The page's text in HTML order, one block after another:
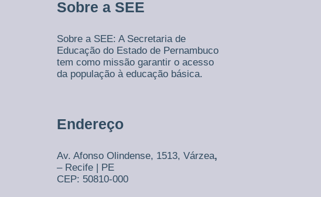
o
Sobre a SEE
Sobre a SEE: A Secretaria de
Educação do Estado de Pernambuco
tem como missão garantir o acesso
da população à educação básica.
Endereço
Av. Afonso Olindense, 1513, Várzea,
– Recife | PE
CEP: 50810-000